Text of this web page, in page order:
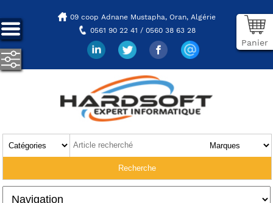
09 coop Adnane Mustapha, Oran, Algérie
0561 90 22 41 / 0560 38 63 28
Panier